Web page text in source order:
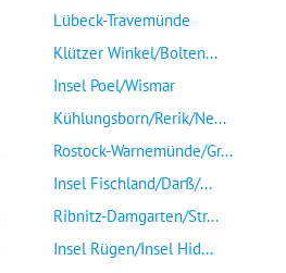
Lübeck-Travemünde
Klützer Winkel/Bolten...
Insel Poel/Wismar
Kühlungsborn/Rerik/Ne...
Rostock-Warnemünde/Gr...
Insel Fischland/Darß/...
Ribnitz-Damgarten/Str...
Insel Rügen/Insel Hid...